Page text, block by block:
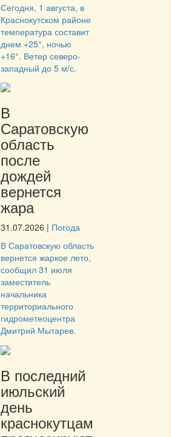
Сегодня, 1 августа, в
Краснокутском районе
температура составит
днем +25°, ночью
+16°. Ветер северо-
западный до 5 м/с.
В
Саратовскую
область
после
дождей
вернется
жара
31.07.2026 | Погода
В Саратовскую область
вернется жаркое лето,
сообщил 31 июля
заместитель
начальника
территориального
гидрометеоцентра
Дмитрий Мытарев.
В последний
июльский
день
краснокутцам